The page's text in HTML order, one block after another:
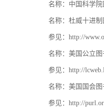
名称：中国科学
名称：杜威十进
参见：http://
名称：美国公立
参见：http://
名称：美国国会
参见：http://